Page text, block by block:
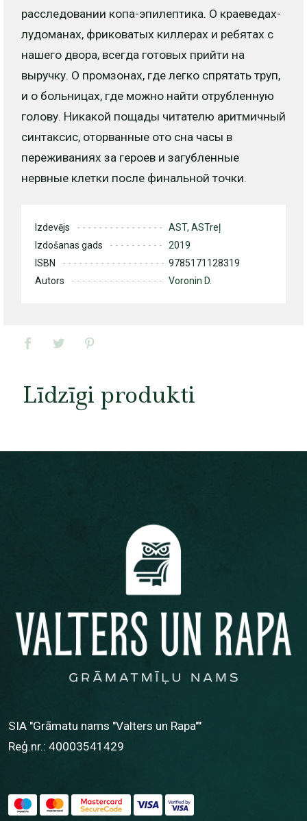
расследовании копа-эпилептика. О краеведах-
лудоманах, фриковатых киллерах и ребятах с
нашего двора, всегда готовых прийти на
выручку. О промзонах, где легко спрятать труп,
и о больницах, где можно найти отрубленную
голову. Никакой пощады читателю аритмичный
синтаксис, оторванные ото сна часы в
переживаниях за героев и загубленные
нервные клетки после финальной точки.
Izdevējs
AST, ASTreļ
Izdošanas gads
2019
ISBN
9785171128319
Autors
Voronin D.
Līdzīgi produkti
SIA "Grāmatu nams "Valters un Rapa""
Reģ.nr.: 40003541429